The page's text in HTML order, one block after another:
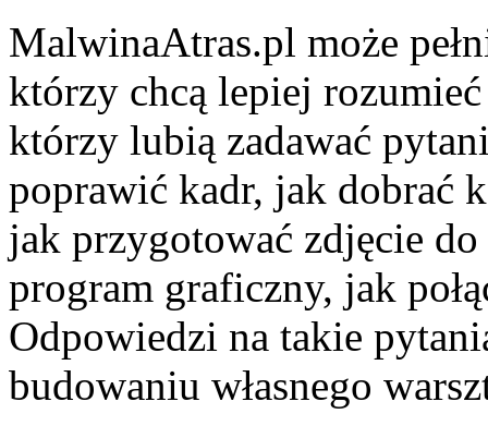
MalwinaAtras.pl może
którzy chcą lepiej
którzy lubią zadawać
poprawić kadr, jak dobrać
jak przygotować zdjęcie
program graficzny, jak
Odpowiedzi na takie
budowaniu własnego